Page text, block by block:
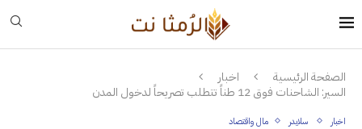
الصفحة الرئيسية
اخبار
السير: الشاحنات فوق 12 طناً تتطلب تصريحاً لدخول المدن
اخبار سلايدر مال واقتصاد